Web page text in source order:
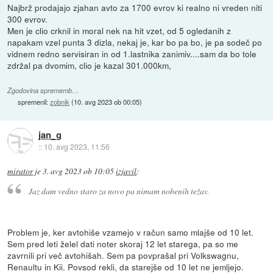
Najbrž prodajajo zjahan avto za 1700 evrov ki realno ni vreden niti
300 evrov.
Men je clio crknil in moral nek na hit vzet, od 5 ogledanih z
napakam vzel punta 3 dizla, nekaj je, kar bo pa bo, je pa sodeč po
vidnem redno servisiran in od 1.lastnika zanimiv....sam da bo tole
zdržal pa dvomim, clio je kazal 301.000km,
Zgodovina sprememb…
spremenil:zobnik (10. avg 2023 ob 00:05)
jan_g
:: 10. avg 2023, 11:56
miratorje3. avg 2023 ob 10:05izjavil:
Jaz dam vedno staro za novo pa nimam nobenih težav.
Problem je, ker avtohiše vzamejo v račun samo mlajše od 10 let.
Sem pred leti želel dati noter skoraj 12 let starega, pa so me
zavrnili pri več avtohišah. Sem pa povprašal pri Volkswagnu,
Renaultu in Kii. Povsod rekli, da starejše od 10 let ne jemljejo.